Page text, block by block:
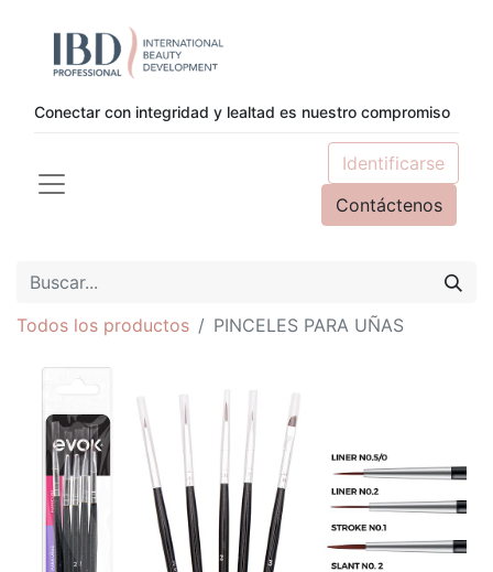
Conectar con integridad y lealtad es nuestro compromiso
Identificarse
Contáctenos
Todos los productos PINCELES PARA UÑAS